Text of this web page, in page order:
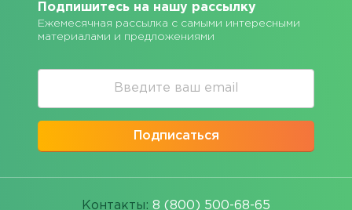
Подпишитесь на нашу рассылку
Ежемесячная рассылка с самыми интересными
материалами и предложениями
Подписаться
Контакты: 8 (800) 500-68-65